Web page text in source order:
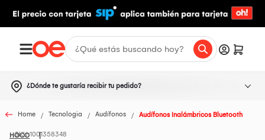
¿Dónde te gustaría recibir tu pedido?
Home Tecnologia Audífonos Audífonos Inalámbricos Bluetooth
HOCO1001358348